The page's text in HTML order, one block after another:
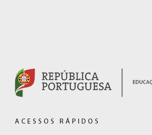
ACESSOS RÁPIDOS